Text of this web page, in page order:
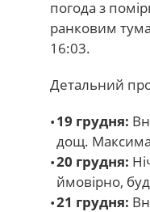
погода з
ранковим
16:03.
Детальний
19 грудня:
дощ.
20 грудня:
ймовірно,
21 грудня: